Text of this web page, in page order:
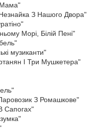
З Нашого Двора"
Морі, Білій Пені"
музиканти"
І Три Мушкетера"
З Ромашкове"
Сапогах"